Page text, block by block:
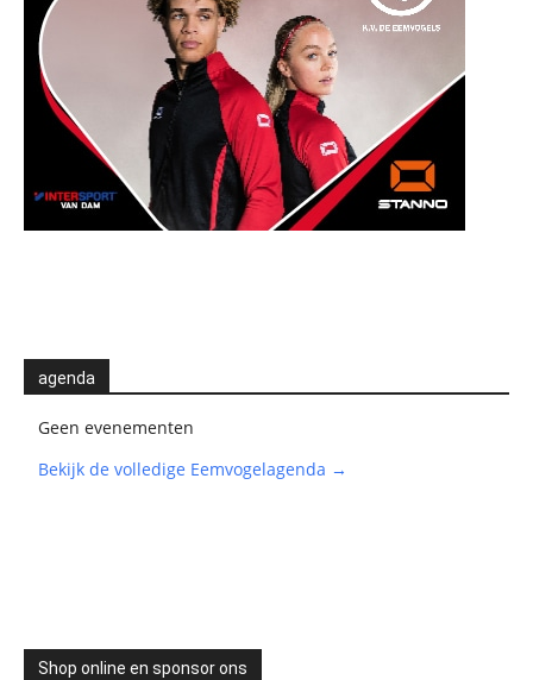
agenda
Geen evenementen
Bekijk de volledige Eemvogelagenda →
Shop online en sponsor ons